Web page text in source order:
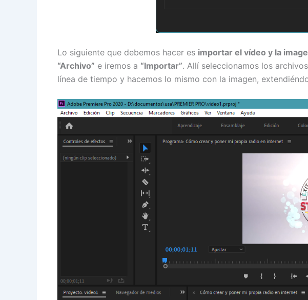
Lo siguiente que debemos hacer es importar el vídeo y la
“Archivo” e iremos a “Importar”. Allí seleccionamos los
línea de tiempo y hacemos lo mismo con la imagen,